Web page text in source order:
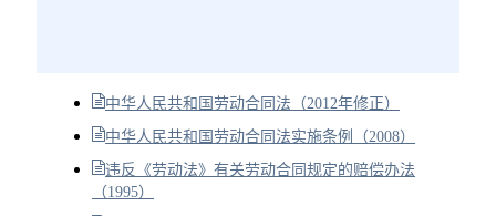
中华人民共和国劳动合同法（2012年修正）
中华人民共和国劳动合同法实施条例（2008）
违反《劳动法》有关劳动合同规定的赔偿办法
（1995）